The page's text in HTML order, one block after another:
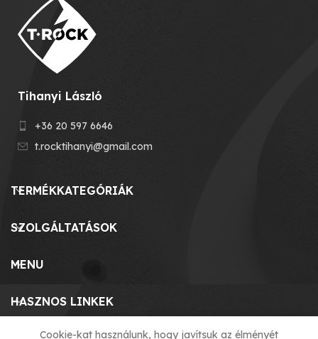
Tihanyi László
+36 20 597 6646
t.rocktihanyi@gmail.com
TERMÉKKATEGÓRIÁK
SZOLGÁLTATÁSOK
MENU
HASZNOS LINKEK
Cookie-kat használunk, hogy javítsuk az élményét